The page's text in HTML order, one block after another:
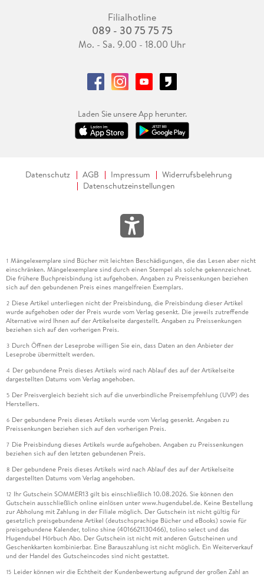
Filialhotline
089 - 30 75 75 75
Mo. - Sa. 9.00 - 18.00 Uhr
Laden Sie unsere App herunter.
Datenschutz AGB Impressum
Widerrufsbelehrung
Datenschutzeinstellungen
1 Mängelexemplare sind Bücher mit leichten Beschädigungen, die das Lesen aber nicht
einschränken. Mängelexemplare sind durch einen Stempel als solche gekennzeichnet.
Die frühere Buchpreisbindung ist aufgehoben. Angaben zu Preissenkungen beziehen
sich auf den gebundenen Preis eines mangelfreien Exemplars.
2 Diese Artikel unterliegen nicht der Preisbindung, die Preisbindung dieser Artikel
wurde aufgehoben oder der Preis wurde vom Verlag gesenkt. Die jeweils zutreffende
Alternative wird Ihnen auf der Artikelseite dargestellt. Angaben zu Preissenkungen
beziehen sich auf den vorherigen Preis.
3 Durch Öffnen der Leseprobe willigen Sie ein, dass Daten an den Anbieter der
Leseprobe übermittelt werden.
4 Der gebundene Preis dieses Artikels wird nach Ablauf des auf der Artikelseite
dargestellten Datums vom Verlag angehoben.
5 Der Preisvergleich bezieht sich auf die unverbindliche Preisempfehlung (UVP) des
Herstellers.
6 Der gebundene Preis dieses Artikels wurde vom Verlag gesenkt. Angaben zu
Preissenkungen beziehen sich auf den vorherigen Preis.
7 Die Preisbindung dieses Artikels wurde aufgehoben. Angaben zu Preissenkungen
beziehen sich auf den letzten gebundenen Preis.
8 Der gebundene Preis dieses Artikels wird nach Ablauf des auf der Artikelseite
dargestellten Datums vom Verlag angehoben.
12 Ihr Gutschein SOMMER13 gilt bis einschließlich 10.08.2026. Sie können den
Gutschein ausschließlich online einlösen unter www.hugendubel.de. Keine Bestellung
zur Abholung mit Zahlung in der Filiale möglich. Der Gutschein ist nicht gültig für
gesetzlich preisgebundene Artikel (deutschsprachige Bücher und eBooks) sowie für
preisgebundene Kalender, tolino shine (4016621130466), tolino select und das
Hugendubel Hörbuch Abo. Der Gutschein ist nicht mit anderen Gutscheinen und
Geschenkkarten kombinierbar. Eine Barauszahlung ist nicht möglich. Ein Weiterverkauf
und der Handel des Gutscheincodes sind nicht gestattet.
15 Leider können wir die Echtheit der Kundenbewertung aufgrund der großen Zahl an